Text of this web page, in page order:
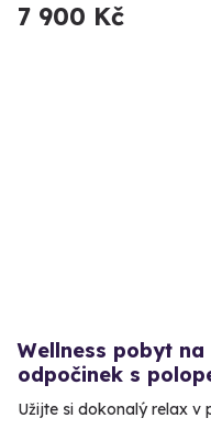
7 900 Kč
Wellness pobyt
odpočinek s
Užijte si dokonalý relax v